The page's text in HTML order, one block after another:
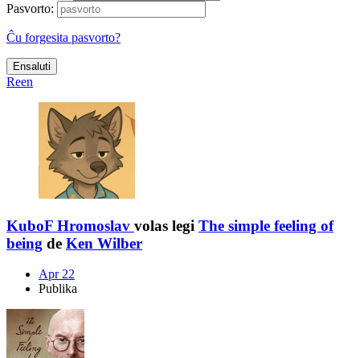
Pasvorto:
Ĉu forgesita pasvorto?
Ensaluti
Reen
KuboF Hromoslav volas legi The simple feeling of
being de Ken Wilber
Apr 22
Publika